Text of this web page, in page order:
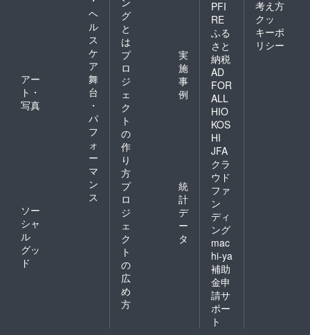
ヘ
ル
ス
ケ
ア
アー
ト・
写真
舞
台
・
パ
フ
ォ
ー
マ
ン
ス
ソー
シャ
ル
グッ
ド
グ
と
は
プ
ロ
ジ
ェ
ク
ト
の
作
り
方
実
施
事
例
プ
ロ
ジ
ェ
ク
ト
の
広
め
方
統
計
デ
ー
タ
PFI
RE
ふる
さと
納税
AD
FOR
ALL
HIO
KOS
HI
JFA
クラ
ウド
ファ
ン
ディ
ング
mac
hi-ya
補助
金申
請サ
ポー
ト
考え方
クッ
キーポ
リシー